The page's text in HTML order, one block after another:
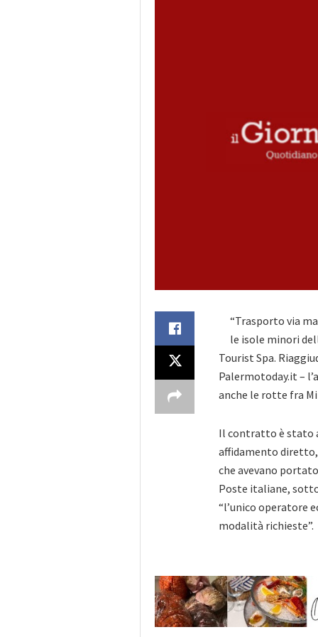
“Trasporto via
le isole minori
Tourist Spa.
Palermotoday.it –
anche le rotte fra
Il contratto è stato
affidamento diretto,
che avevano
Poste italiane,
“l’unico operatore
modalità richieste”.